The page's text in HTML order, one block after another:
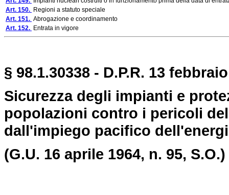
Art. 150. Regioni a statuto speciale
Art. 151. Abrogazione e coordinamento
Art. 152. Entrata in vigore
§ 98.1.30338 - D.P.R. 13
Sicurezza degli impianti e
popolazioni contro i pericoli
dall'impiego pacifico
(G.U. 16 aprile 1964, n. 95, S.O.)